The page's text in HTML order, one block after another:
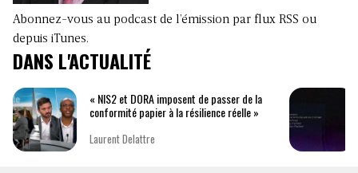
Abonnez-vous au podcast de l’émission par flux RSS ou
depuis iTunes.
DANS L'ACTUALITÉ
« NIS2 et DORA imposent de passer de la
conformité papier à la résilience réelle »
Laurent Delattre